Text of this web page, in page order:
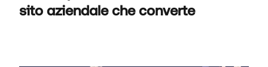
sito aziendale che converte